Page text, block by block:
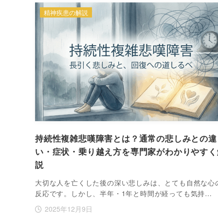
持続性複雑悲嘆障害とは？通常の悲しみとの違
い・症状・乗り越え方を専門家がわかりやす
説
大切な人を亡くした後の深い悲しみは、とても自然な心
反応です。しかし、半年・1年と時間が経っても気持…
2025年12月9日
精神疾患の解説